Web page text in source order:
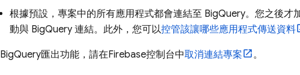
根據預設，專案中的所有應用程式都會連結至 BigQuery。您之後才
動與 BigQuery 連結。此外，您可以控管該讓哪些應用程式傳送資料
BigQuery匯出功能，請在Firebase控制台中取消連結專案 。